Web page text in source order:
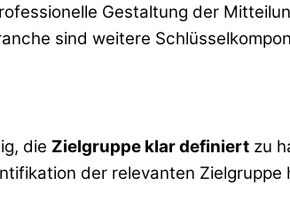
Gestaltung der
sind weitere
die Zielgruppe klar definiert zu
der relevanten